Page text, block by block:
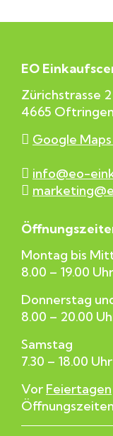
EO
Zürichstrasse 2
4665 Oftringen
Google
info@eo-
Montag bis
8.00 – 19.00 Uhr
Donnerstag
8.00 – 20.00
Samstag
7.30 – 18.00 Uhr
Vor Feiertagen